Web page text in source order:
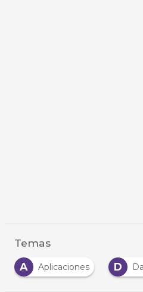
Temas
A
Aplicaciones D